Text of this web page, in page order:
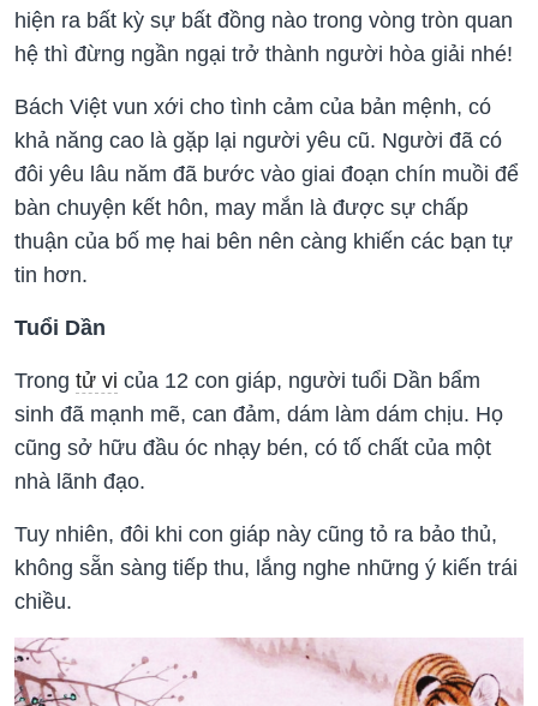
hiện ra bất kỳ sự bất đồng nào trong vòng tròn quan
hệ thì đừng ngần ngại trở thành người hòa giải nhé!
Bách Việt vun xới cho tình cảm của bản mệnh, có
khả năng cao là gặp lại người yêu cũ. Người đã có
đôi yêu lâu năm đã bước vào giai đoạn chín muồi để
bàn chuyện kết hôn, may mắn là được sự chấp
thuận của bố mẹ hai bên nên càng khiến các bạn tự
tin hơn.
Tuổi Dần
Trong tử vi của 12 con giáp, người tuổi Dần bẩm
sinh đã mạnh mẽ, can đảm, dám làm dám chịu. Họ
cũng sở hữu đầu óc nhạy bén, có tố chất của một
nhà lãnh đạo.
Tuy nhiên, đôi khi con giáp này cũng tỏ ra bảo thủ,
không sẵn sàng tiếp thu, lắng nghe những ý kiến trái
chiều.